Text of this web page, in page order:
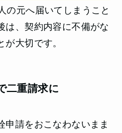
の元へ届いてしまうこと
は、契約内容に不備がな
大切です。
二重請求に
申請をおこなわないまま